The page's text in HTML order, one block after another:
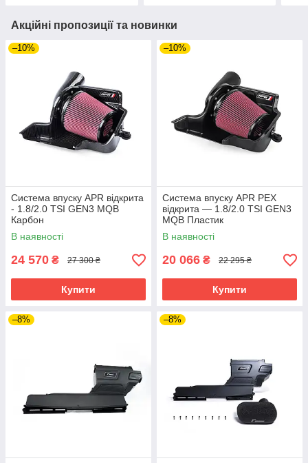
Акційні пропозиції та новинки
–10%
Система впуску APR відкрита
- 1.8/2.0 TSI GEN3 MQB
Карбон
В наявності
24 570 ₴ 27 300 ₴
Купити
–10%
Система впуску APR PEX
відкрита — 1.8/2.0 TSI GEN3
MQB Пластик
В наявності
20 066 ₴ 22 295 ₴
Купити
–8% –8%